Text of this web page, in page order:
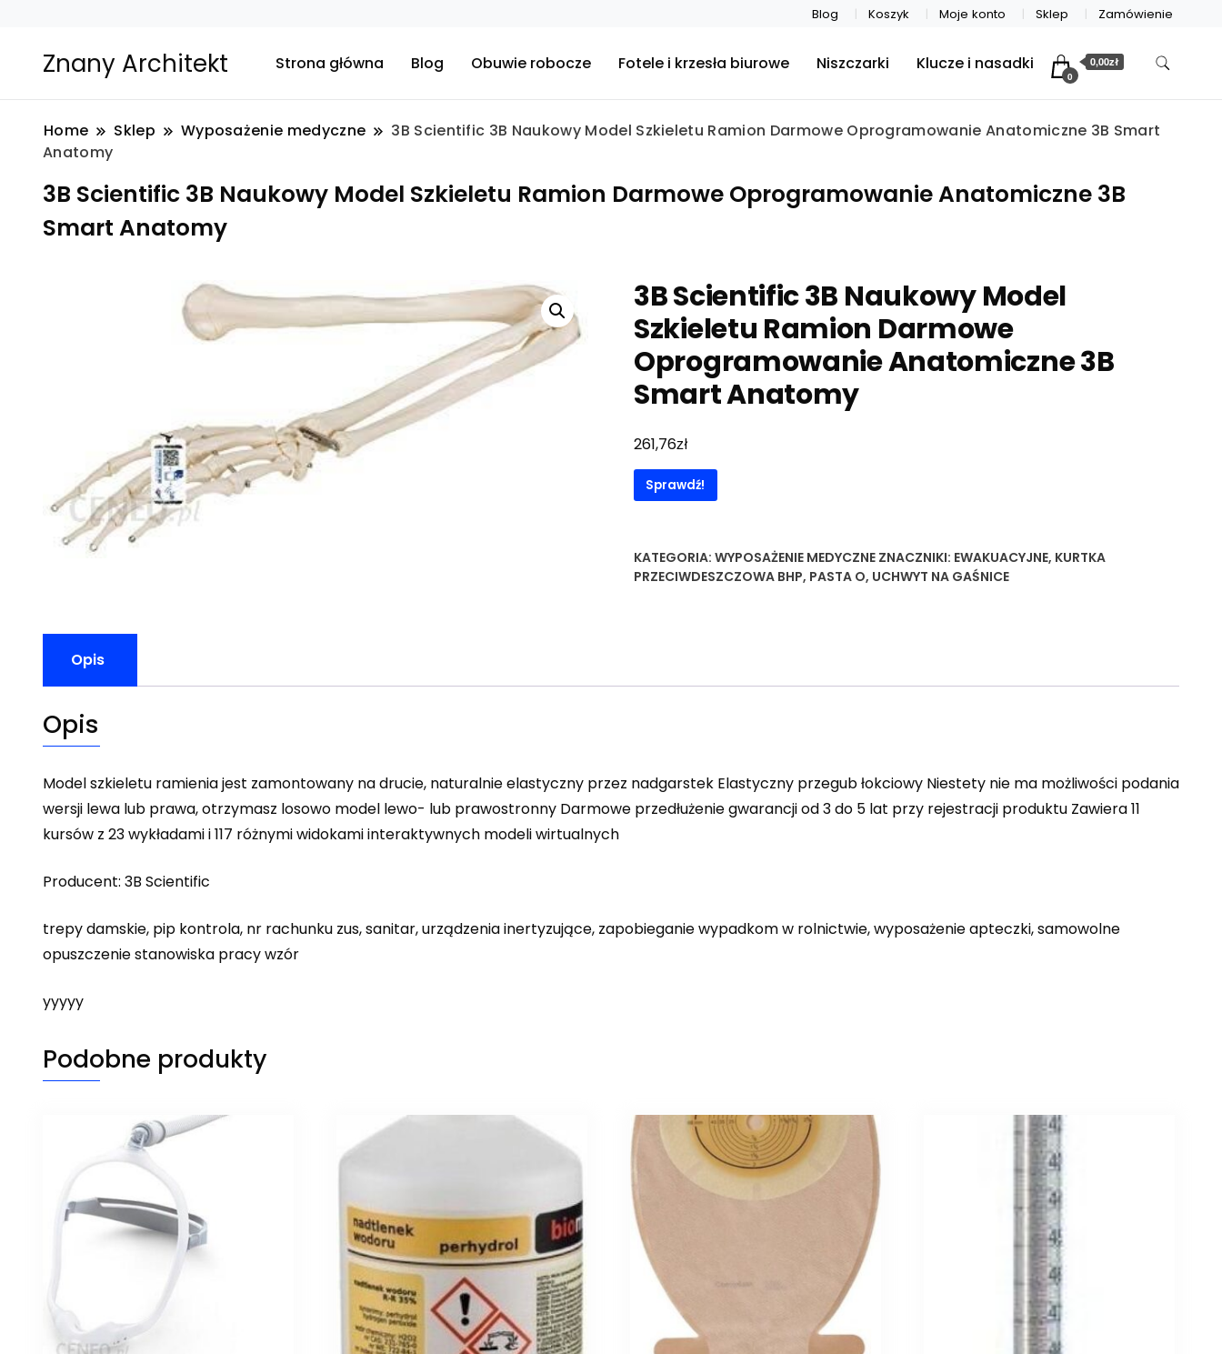
Blog Koszyk Moje konto Sklep Zamówienie
Znany Architekt Strona główna Blog Obuwie robocze Fotele i krzesła biurowe Niszczarki Klucze i nasadki
0
0,00zł
Home Sklep Wyposażenie medyczne
3B Scientific 3B Naukowy Model Szkieletu Ramion Darmowe Oprogramowanie Anatomiczne 3B Smart
Anatomy
3B Scientific 3B Naukowy Model Szkieletu Ramion Darmowe Oprogramowanie Anatomiczne 3B
Smart Anatomy
3B Scientific 3B Naukowy Model
Szkieletu Ramion Darmowe
Oprogramowanie Anatomiczne 3B
Smart Anatomy
261,76zł
Sprawdź!
KATEGORIA: WYPOSAŻENIE MEDYCZNE ZNACZNIKI: EWAKUACYJNE, KURTKA
PRZECIWDESZCZOWA BHP, PASTA O, UCHWYT NA GAŚNICE
Opis
Opis
Model szkieletu ramienia jest zamontowany na drucie, naturalnie elastyczny przez nadgarstek Elastyczny przegub łokciowy Niestety nie ma możliwości podania
wersji lewa lub prawa, otrzymasz losowo model lewo- lub prawostronny Darmowe przedłużenie gwarancji od 3 do 5 lat przy rejestracji produktu Zawiera 11
kursów z 23 wykładami i 117 różnymi widokami interaktywnych modeli wirtualnych
Producent: 3B Scientific
trepy damskie, pip kontrola, nr rachunku zus, sanitar, urządzenia inertyzujące, zapobieganie wypadkom w rolnictwie, wyposażenie apteczki, samowolne
opuszczenie stanowiska pracy wzór
yyyyy
Podobne produkty